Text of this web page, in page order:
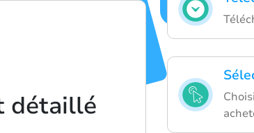
détaillé